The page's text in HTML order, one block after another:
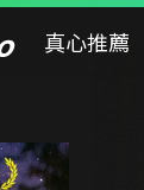
真心推薦